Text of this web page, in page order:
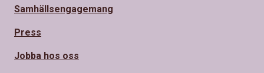
Samhällsengagemang
Press
Jobba hos oss